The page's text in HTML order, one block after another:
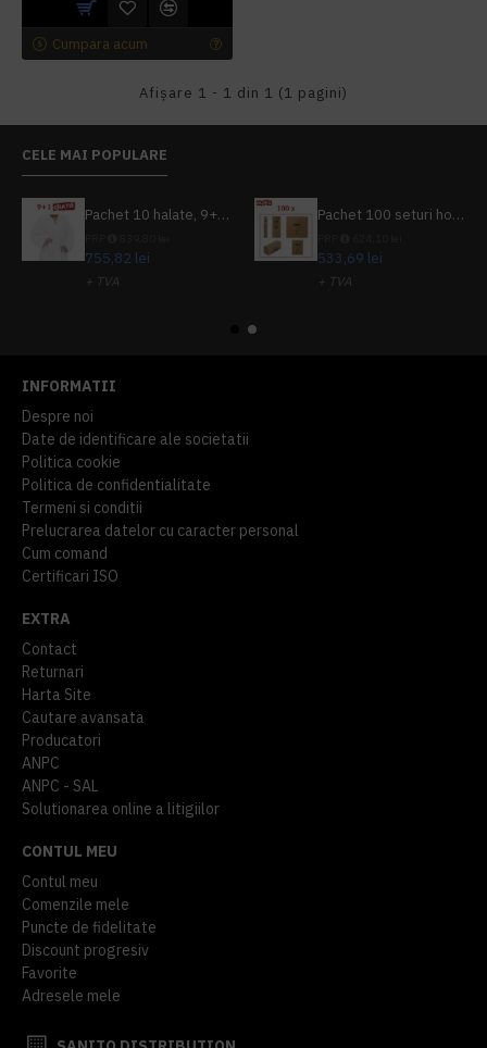
Cumpara acum
Afişare 1 - 1 din 1 (1 pagini)
CELE MAI POPULARE
Pachet 10 halate, 9+1 gratuit
755,82 lei
+ TVA
Pachet 100 seturi hoteliere, set dentar, set barbierit, casca de dus, pila unghii, set cusut
533,69 lei
+ TVA
INFORMATII
Despre noi
Date de identificare ale societatii
Politica cookie
Politica de confidentialitate
Termeni si conditii
Prelucrarea datelor cu caracter personal
Cum comand
Certificari ISO
EXTRA
Contact
Returnari
Harta Site
Cautare avansata
Producatori
ANPC
ANPC - SAL
Solutionarea online a litigiilor
CONTUL MEU
Contul meu
Comenzile mele
Puncte de fidelitate
Discount progresiv
Favorite
Adresele mele